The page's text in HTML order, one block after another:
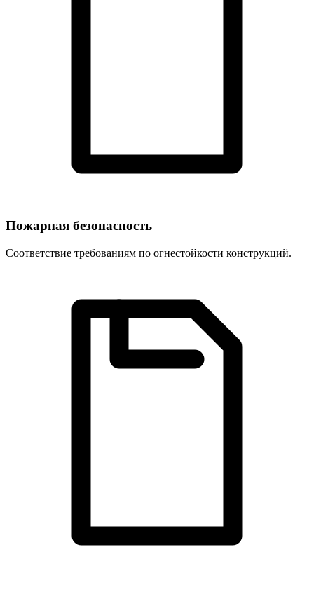
Пожарная безопасность
Соответствие требованиям по огнестойкости конструкций.